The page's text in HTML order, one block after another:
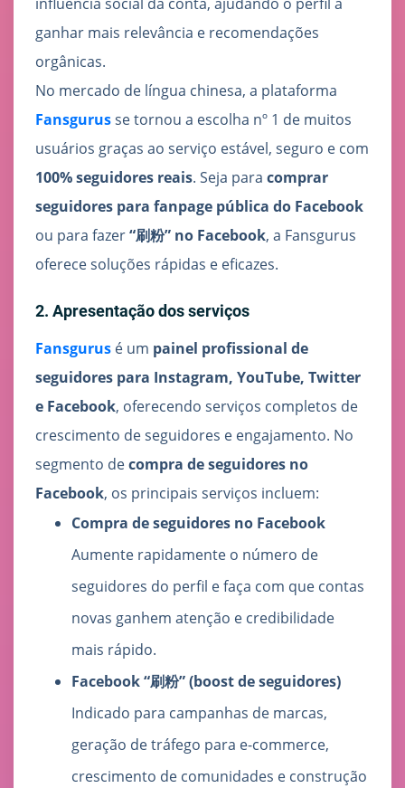
ganhar mais relevância e recomendações
orgânicas.
No mercado de língua chinesa, a plataforma
Fansgurusse tornou a escolha nº 1 de muitos
usuários graças ao serviço estável, seguro e com
100% seguidores reais. Seja para comprar
seguidores para fanpage pública do Facebook
ou para fazer“刷粉” no Facebook, a Fansgurus
oferece soluções rápidas e eficazes.
2. Apresentação dos serviços
Fansgurus é um painel profissional de
seguidores para Instagram, YouTube, Twitter
e Facebook, oferecendo serviços completos de
crescimento de seguidores e engajamento. No
segmento decompra de seguidores no
Facebook, os principais serviços incluem:
Compra de seguidores no Facebook
Aumente rapidamente o número de
seguidores do perfil e faça com que contas
novas ganhem atenção e credibilidade
mais rápido.
Facebook “刷粉” (boost de seguidores)
Indicado para campanhas de marcas,
geração de tráfego para e-commerce,
crescimento de comunidades e construção